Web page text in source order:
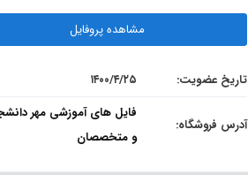
مشاهده پروفایل
تاریخ عضویت: ۱۴۰۰/۴/۲۵
آدرس فروشگاه:
فایل های آموزشی مهر
و متخصصان